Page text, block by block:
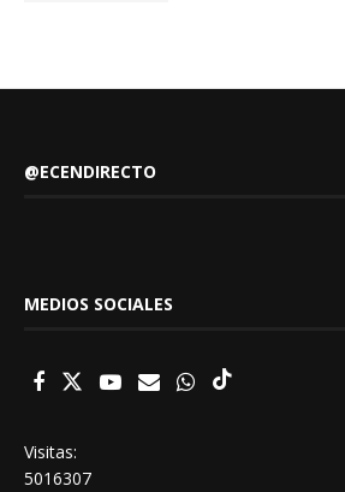
@ECENDIRECTO
MEDIOS SOCIALES
Visitas:
5016307